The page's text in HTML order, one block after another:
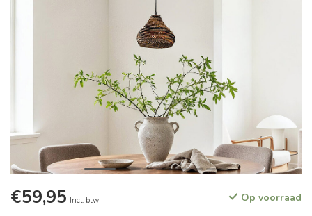
€59,95 Incl. btw Op voorraad